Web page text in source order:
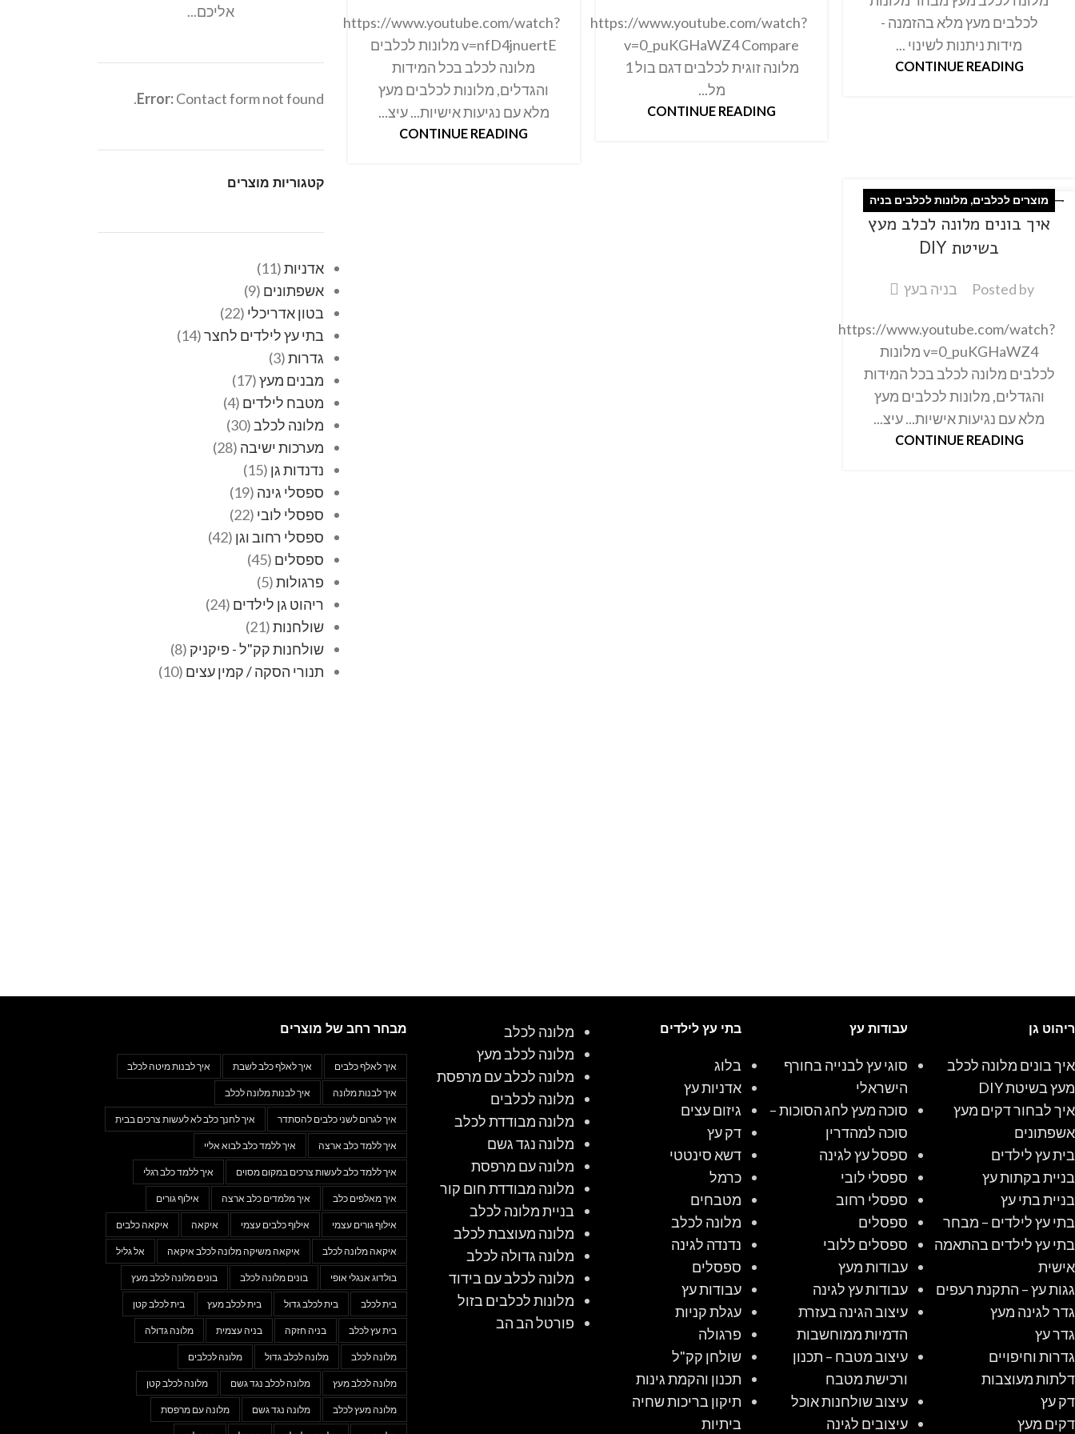
לכלבים מעץ מלא בהזמנה -
מידות ניתנות לשינוי ...
CONTINUE READING
https://www.youtube.com/watch?
v=0_puKGHaWZ4 Compare
מלונה זוגית לכלבים דגם בול 1
מל...
CONTINUE READING
https://www.youtube.com/watch?
v=nfD4jnuertE מלונות לכלבים
מלונה לכלב בכל המידות
והגדלים, מלונות לכלבים מעץ
מלא עם נגיעות אישיות... עיצ...
CONTINUE READING
27
פבר
מוצרים לכלבים, מלונות לכלבים בניה
עצמית
איך בונים מלונה לכלב מעץ
בשיטת DIY
Posted by בניה בעץ
https://www.youtube.com/watch?
v=0_puKGHaWZ4 מלונות
לכלבים מלונה לכלב בכל המידות
והגדלים, מלונות לכלבים מעץ
מלא עם נגיעות אישיות... עיצ...
CONTINUE READING
אליכם...
Error:Contact form not found.
קטגוריות מוצרים
אדניות 11
אשפתונים 9
בטון אדריכלי 22
בתי עץ לילדים לחצר 14
גדרות 3
מבנים מעץ 17
מטבח לילדים 4
מלונה לכלב 30
מערכות ישיבה 28
נדנדות גן 15
ספסלי גינה 19
ספסלי לובי 22
ספסלי רחוב וגן 42
ספסלים 45
פרגולות 5
ריהוט גן לילדים 24
שולחנות 21
שולחנות קק"ל - פיקניק 8
תנורי הסקה / קמין עצים 10
ריהוט גן
איך בונים מלונה לכלב
מעץ בשיטת DIY
איך לבחור דקים מעץ
אשפתונים
בית עץ לילדים
בניית בקתות עץ
בניית בתי עץ
בתי עץ לילדים – מבחר
בתי עץ לילדים בהתאמה
אישית
גגות עץ – התקנת רעפים
גדר לגינה מעץ
גדר עץ
גדרות וחיפויים
דלתות מעוצבות
דק עץ
דקים מעץ
עבודות עץ
סוגי עץ לבנייה בחורף
הישראלי
סוכה מעץ לחג הסוכות –
סוכה למהדרין
ספסל עץ לגינה
ספסלי לובי
ספסלי רחוב
ספסלים
ספסלים ללובי
עבודות מעץ
עבודות עץ לגינה
עיצוב הגינה בעזרת
הדמיות ממוחשבות
עיצוב מטבח – תכנון
ורכישת מטבח
עיצוב שולחנות אוכל
עיצובים לגינה
בתי עץ לילדים
בלוג
אדניות עץ
גיזום עצים
דק עץ
דשא סינטטי
כרמל
מטבחים
מלונה לכלב
נדנדה לגינה
ספסלים
עבודות עץ
עגלת קניות
פרגולה
שולחן קק"ל
תכנון והקמת גינות
תיקון בריכות שחיה
ביתיות
מלונה לכלב
מלונה לכלב מעץ
מלונה לכלב עם מרפסת
מלונה לכלבים
מלונה מבודדת לכלב
מלונה נגד גשם
מלונה עם מרפסת
מלונה מבודדת חום קור
בניית מלונה לכלב
מלונה מעוצבת לכלב
מלונה גדולה לכלב
מלונה לכלב עם בידוד
מלונות לכלבים בזול
פורטל הב הב
מבחר רחב של מוצרים
איך לאלף כלבים איך לאלף כלב לשבת איך לבנות מיטה לכלב
איך לבנות מלונה איך לבנות מלונה לכלב
איך לגרום לשני כלבים להסתדר איך לחנך כלב לא לעשות צרכים בבית
איך ללמד כלב ארצה איך ללמד כלב לבוא אליי
איך ללמד כלב לעשות צרכים במקום מסוים איך ללמד כלב רגלי
איך מאלפים כלב איך מלמדים כלב ארצה אילוף גורים
אילוף גורים עצמי אילוף כלבים עצמי איקאה איקאה כלבים
איקאה מלונה לכלב איקאה משיקה מלונה לכלב איקאה אל גליל
בולדוג אנגלי אופי בונים מלונה לכלב בונים מלונה לכלב מעץ
בית לכלב בית לכלב גדול בית לכלב מעץ בית לכלב קטן
בית עץ לכלב בניה חזקה בניה עצמית מלונה גדולה
מלונה לכלב מלונה לכלב גדול מלונה לכלבים
מלונה לכלב מעץ מלונה לכלב נגד גשם מלונה לכלב קטן
מלונה מעץ לכלב מלונה נגד גשם מלונה עם מרפסת